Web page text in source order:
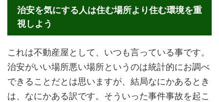
治安を気にする人は住む場所より住む環境を重
視しよう
これは不動産屋として、いつも言っている事です。
治安がいい場所悪い場所というのは統計的にお調べ
できることだとは思いますが、結局なにかあるとき
は、なにかある訳です。そういった事件事故を起こ